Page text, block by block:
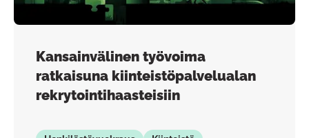
Kansainvälinen työvoima
ratkaisuna kiinteistöpalvelualan
rekrytointihaasteisiin